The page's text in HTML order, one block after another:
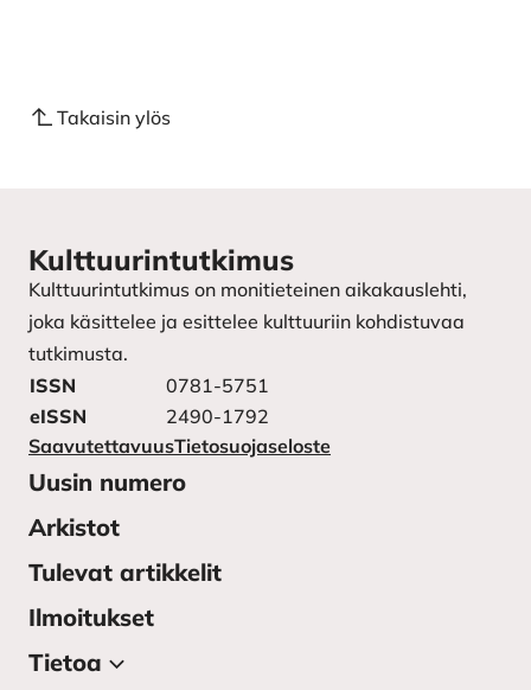
Takaisin ylös
Kulttuurintutkimus
Kulttuurintutkimus on monitieteinen aikakauslehti,
joka käsittelee ja esittelee kulttuuriin kohdistuvaa
tutkimusta.
ISSN
0781-5751
eISSN
2490-1792
SaavutettavuusTietosuojaseloste
Uusin numero
Arkistot
Tulevat artikkelit
Ilmoitukset
Tietoa